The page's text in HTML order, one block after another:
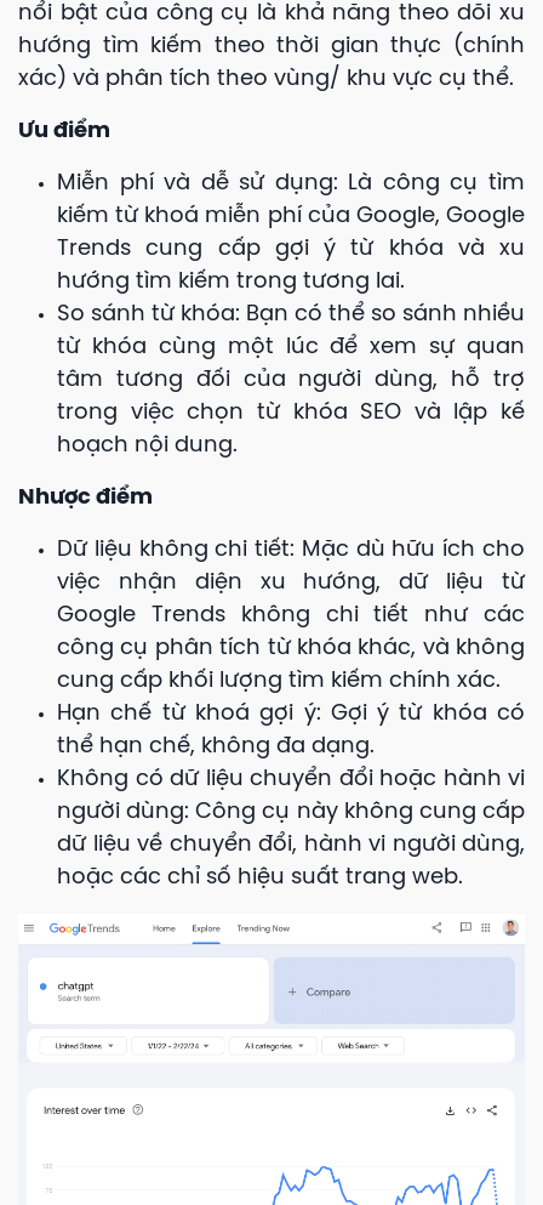
nổi bật của công cụ là khả năng theo dõi xu
hướng tìm kiếm theo thời gian thực (chính
xác) và phân tích theo vùng/ khu vực cụ thể.
Ưu điểm
Miễn phí và dễ sử dụng: Là công cụ tìm
kiếm từ khoá miễn phí của Google, Google
Trends cung cấp gợi ý từ khóa và xu
hướng tìm kiếm trong tương lai.
So sánh từ khóa: Bạn có thể so sánh nhiều
từ khóa cùng một lúc để xem sự quan
tâm tương đối của người dùng, hỗ trợ
trong việc chọn từ khóa SEO và lập kế
hoạch nội dung.
Nhược điểm
Dữ liệu không chi tiết: Mặc dù hữu ích cho
việc nhận diện xu hướng, dữ liệu từ
Google Trends không chi tiết như các
công cụ phân tích từ khóa khác, và không
cung cấp khối lượng tìm kiếm chính xác.
Hạn chế từ khoá gợi ý: Gợi ý từ khóa có
thể hạn chế, không đa dạng.
Không có dữ liệu chuyển đổi hoặc hành vi
người dùng: Công cụ này không cung cấp
dữ liệu về chuyển đổi, hành vi người dùng,
hoặc các chỉ số hiệu suất trang web.